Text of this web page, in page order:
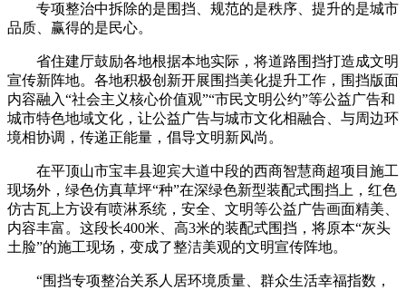
专项整治中拆除的是围挡、规范的是秩序、提升的是城市
品质、赢得的是民心。
省住建厅鼓励各地根据本地实际，将道路围挡打造成文明
宣传新阵地。各地积极创新开展围挡美化提升工作，围挡版面
内容融入“社会主义核心价值观”“市民文明公约”等公益广告和
城市特色地域文化，让公益广告与城市文化相融合、与周边环
境相协调，传递正能量，倡导文明新风尚。
在平顶山市宝丰县迎宾大道中段的西商智慧商超项目施工
现场外，绿色仿真草坪“种”在深绿色新型装配式围挡上，红色
仿古瓦上方设有喷淋系统，安全、文明等公益广告画面精美、
内容丰富。这段长400米、高3米的装配式围挡，将原本“灰头
土脸”的施工现场，变成了整洁美观的文明宣传阵地。
“围挡专项整治关系人居环境质量、群众生活幸福指数，